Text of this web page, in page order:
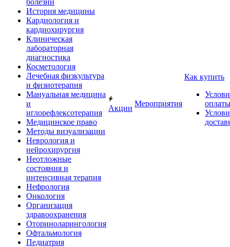
болезни
История медицины
Кардиология и
кардиохирургия
Клиническая
лабораторная
диагностика
Косметология
Лечебная физкультура
и физиотерапия
Мануальная медицина
и
иглорефлексотерапия
Медицинское право
Методы визуализации
Неврология и
нейрохирургия
Неотложные
состояния и
интенсивная терапия
Нефрология
Онкология
Организация
здравоохранения
Оториноларингология
Офтальмология
Педиатрия
Акции
Мероприятия
Как купить
оплаты